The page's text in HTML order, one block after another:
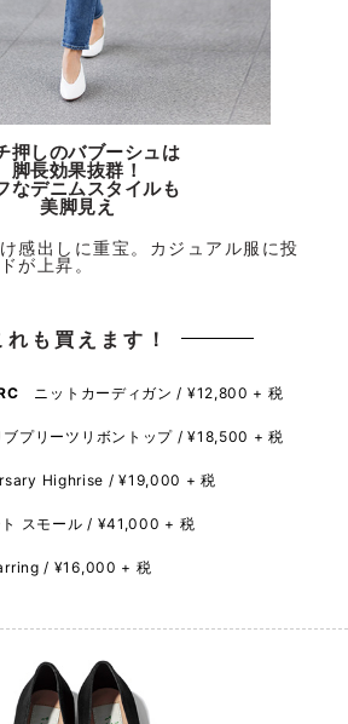
押しのバブーシュは
脚長効果抜群！
なデニムスタイルも
美脚見え
感出しに重宝。カジュアル服に投
が上昇。
れも買えます！
ニットカーディガン / ¥12,800 + 税
プリーツリボントップ / ¥18,500 + 税
Highrise / ¥19,000 + 税
スモール / ¥41,000 + 税
/ ¥16,000 + 税